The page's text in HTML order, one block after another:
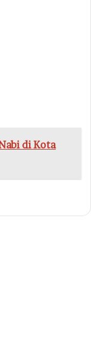
di Kota